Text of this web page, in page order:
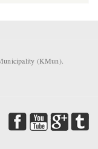
(KMun).